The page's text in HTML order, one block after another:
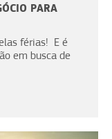
PARA
férias! E é
em busca de